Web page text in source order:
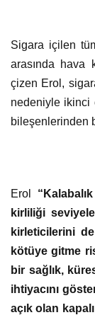
Sigara içilen
arasında hava
çizen Erol,
nedeniyle ikinci
bileşenlerinden
Erol
kirliliği
kirleticilerini
kötüye gitme
bir sağlık,
ihtiyacını
açık olan